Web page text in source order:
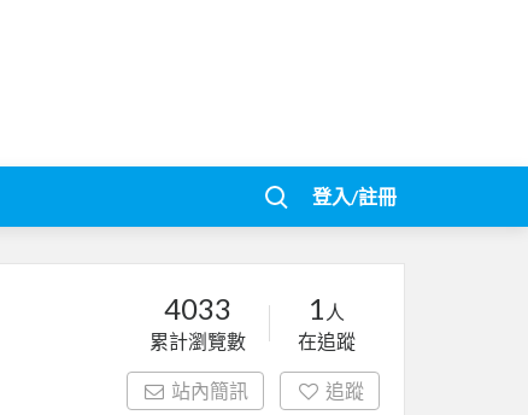
登入/註冊
4033
累計瀏覽數
1 人
在追蹤
站內簡訊 追蹤